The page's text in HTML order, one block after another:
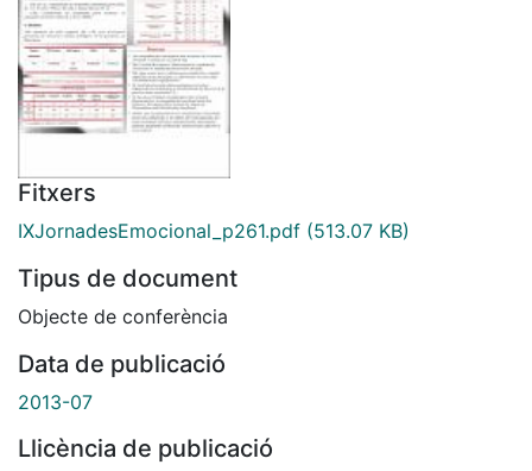
Fitxers
IXJornadesEmocional_p261.pdf (513.07 KB)
Tipus de document
Objecte de conferència
Data de publicació
2013-07
Llicència de publicació